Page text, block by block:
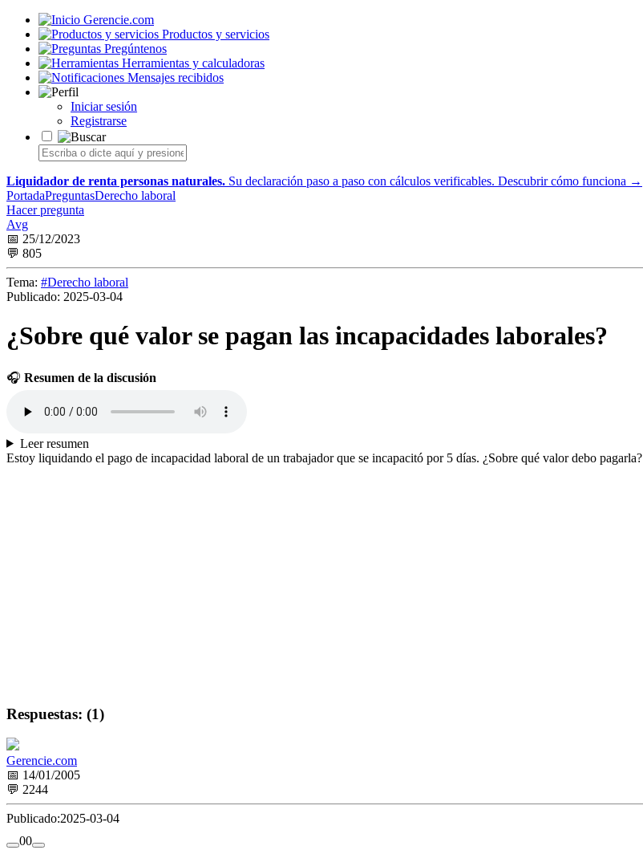
Gerencie.com
Productos y servicios
Pregúntenos
Herramientas y calculadoras
Mensajes recibidos
Iniciar sesión
Registrarse
Liquidador de renta personas naturales. Su declaración paso a paso con cálculos verificables. Descubrir cómo funciona →
PortadaPreguntasDerecho laboral
Hacer pregunta
Avg
📅 25/12/2023
💬 805
Tema: #Derecho laboral
Publicado: 2025-03-04
¿Sobre qué valor se pagan las incapacidades laborales?
🎧 Resumen de la discusión
Leer resumen
Estoy liquidando el pago de incapacidad laboral de un trabajador que se incapacitó por 5 días. ¿Sobre qué valor debo pagarla?
Respuestas: (1)
Gerencie.com
📅 14/01/2005
💬 2244
Publicado:2025-03-04
00